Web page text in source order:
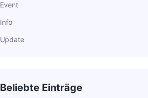
Event
Info
Update
Beliebte Einträge